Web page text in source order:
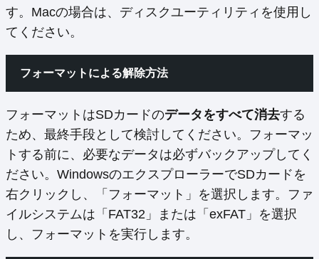
す。Macの場合は、ディスクユーティリティを使用し
てください。
フォーマットによる解除方法
フォーマットはSDカードのデータをすべて消去する
ため、最終手段として検討してください。フォーマッ
トする前に、必要なデータは必ずバックアップしてく
ださい。WindowsのエクスプローラーでSDカードを
右クリックし、「フォーマット」を選択します。ファ
イルシステムは「FAT32」または「exFAT」を選択
し、フォーマットを実行します。